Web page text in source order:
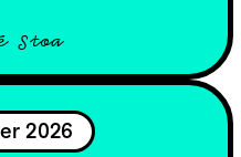
Stoa
2026